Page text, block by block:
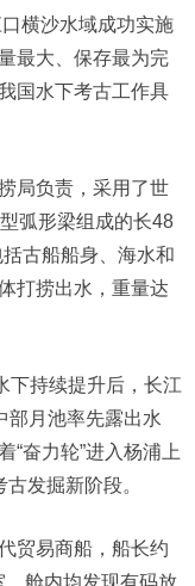
横沙水域成功实施
最大、保存最为完
国水下考古工作具
局负责，采用了世
弧形梁组成的长48
古船船身、海水和
打捞出水，重量达
下持续提升后，长江
部月池率先露出水
“奋力轮”进入杨浦上
发掘新阶段。
贸易商船，船长约
舱内均发现有码放